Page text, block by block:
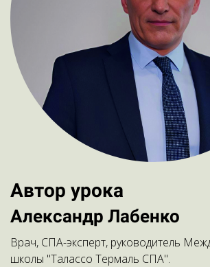
Автор урока
Александр Лабенко
Врач, СПА-эксперт, руководитель
школы "Талассо Термаль СПА".